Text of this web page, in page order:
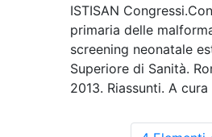
ISTISAN
primaria delle
screening neonatale
Superiore di Sanità.
2013. Riassunti. A